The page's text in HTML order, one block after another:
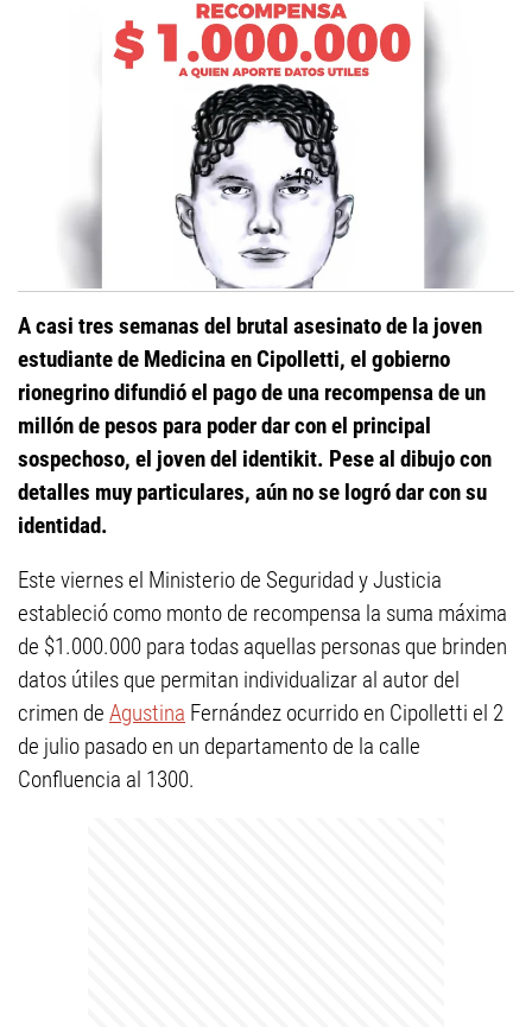
A casi tres semanas del brutal asesinato de la joven
estudiante de Medicina en Cipolletti, el gobierno
rionegrino difundió el pago de una recompensa de un
millón de pesos para poder dar con el principal
sospechoso, el joven del identikit. Pese al dibujo con
detalles muy particulares, aún no se logró dar con su
identidad.
Este viernes el Ministerio de Seguridad y Justicia
estableció como monto de recompensa la suma máxima
de $1.000.000 para todas aquellas personas que brinden
datos útiles que permitan individualizar al autor del
crimen de Agustina Fernández ocurrido en Cipolletti el 2
de julio pasado en un departamento de la calle
Confluencia al 1300.